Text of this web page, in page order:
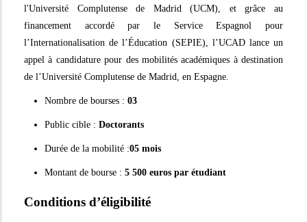
l'Université Complutense de Madrid (UCM), et grâce au
financement accordé par le Service Espagnol pour
l’Internationalisation de l’Éducation (SEPIE), l’UCAD lance un
appel à candidature pour des mobilités académiques à destination
de l’Université Complutense de Madrid, en Espagne.
Nombre de bourses : 03
Public cible : Doctorants
Durée de la mobilité :05 mois
Montant de bourse : 5 500 euros par étudiant
Conditions d’éligibilité